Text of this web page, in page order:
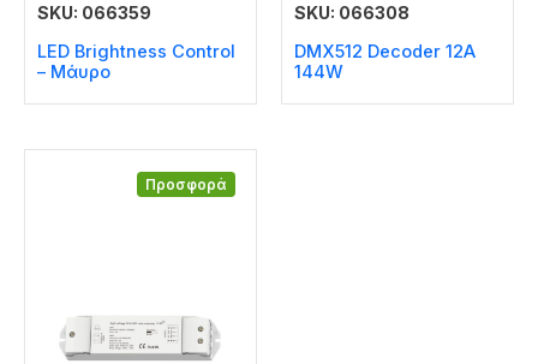
SKU: 066359
LED Brightness Control
– Μάυρο
SKU: 066308
DMX512 Decoder 12A
144W
Προσφορά